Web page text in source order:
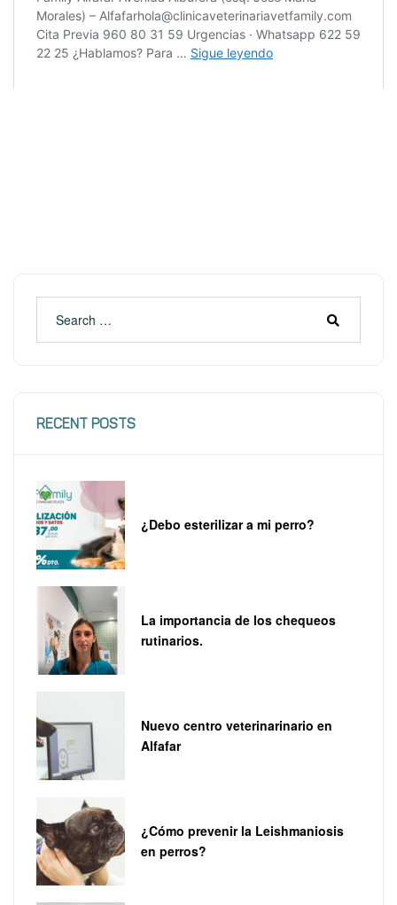
RECENT POSTS
¿Debo esterilizar a mi perro?
La importancia de los chequeos
rutinarios.
Nuevo centro veterinarinario en
Alfafar
¿Cómo prevenir la Leishmaniosis
en perros?